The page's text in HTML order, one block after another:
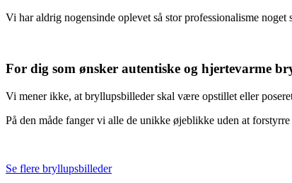
Vi har aldrig nogensinde oplevet så stor professionalisme
For dig som ønsker autentiske og hjertevarme
Vi mener ikke, at bryllupsbilleder skal være opstillet eller
På den måde fanger vi alle de unikke øjeblikke uden at
Se flere bryllupsbilleder